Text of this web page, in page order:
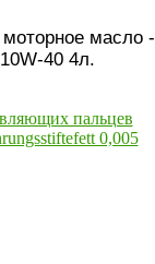
моторное масло -
40 4л.